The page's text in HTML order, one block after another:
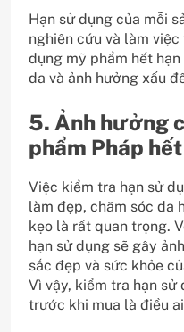
Hạn sử dụng của mỗi
nghiên cứu và làm
dụng mỹ phẩm hết
da và ảnh hưởng xấu
5. Ảnh hưởng
phẩm Pháp
Việc kiểm tra hạn sử
làm đẹp, chăm sóc da
kẹo là rất quan trọng.
hạn sử dụng sẽ gây
sắc đẹp và sức khỏe
Vì vậy, kiểm tra hạn sử
trước khi mua là điều